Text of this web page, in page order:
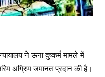
ने ऊना दुष्कर्म मामले में
अग्रिम जमानत प्रदान की है।